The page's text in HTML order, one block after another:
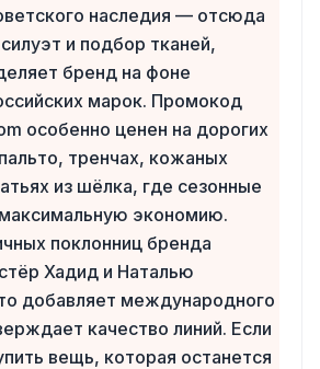
наследия — отсюда
и подбор тканей,
бренд на фоне
марок. Промокод
особенно ценен на дорогих
тренчах, кожаных
из шёлка, где сезонные
экономию.
поклонниц бренда
Хадид и Наталью
добавляет международного
качество линий. Если
вещь, которая останется